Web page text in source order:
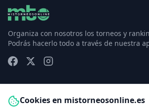
Cookies en mistorneosonline.es
Organiza con nosotros los torneos y
Podrás hacerlo todo a través de nuestra